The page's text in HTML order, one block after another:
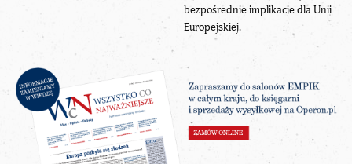
bezpośrednie implikacje dla Unii
Europejskiej.